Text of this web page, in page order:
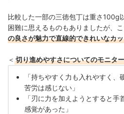
比較した一部の三徳包丁は重さ100g
困難に思えるものもありましたが、
の良さが魅力で直線的できれいなカ
＜ 切り進めやすさについてのモニタ
「持ちやすく力も入れやすく
苦労は感じない」
「刃に力を加えようとすると手
感覚があった」